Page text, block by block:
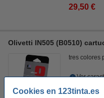
Cookies en 123tinta.es
29,50 €
Olivetti IN505 (B0510)
tres colores
Ver
Precio